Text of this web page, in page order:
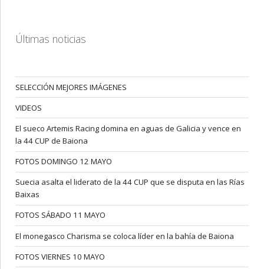
Últimas noticias
SELECCIÓN MEJORES IMÁGENES
VIDEOS
El sueco Artemis Racing domina en aguas de Galicia y vence en
la 44 CUP de Baiona
FOTOS DOMINGO 12 MAYO
Suecia asalta el liderato de la 44 CUP que se disputa en las Rías
Baixas
FOTOS SÁBADO 11 MAYO
El monegasco Charisma se coloca líder en la bahía de Baiona
FOTOS VIERNES 10 MAYO